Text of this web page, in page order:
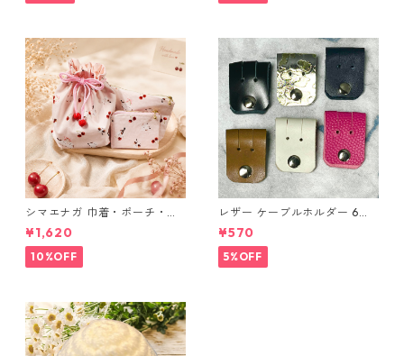
シマエナガ 巾着・ポーチ・ミ
ニポーチ(カード収納にも) ３
点セット さくらんぼ柄×淡いピ
ンク
¥1,620
10%OFF
レザー ケーブルホルダー 6個
セット
¥570
5%OFF